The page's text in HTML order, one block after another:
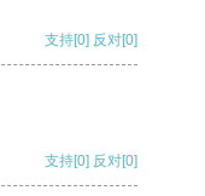
支持[0] 反对[0]
支持[0] 反对[0]